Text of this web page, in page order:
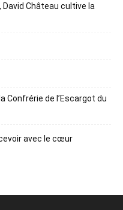
Château cultive la
Confrérie de l’Escargot du
avec le cœur